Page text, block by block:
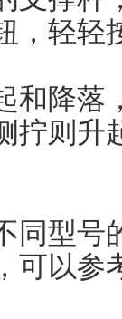
，轻轻
和降落
拧则升
同型号
可以参